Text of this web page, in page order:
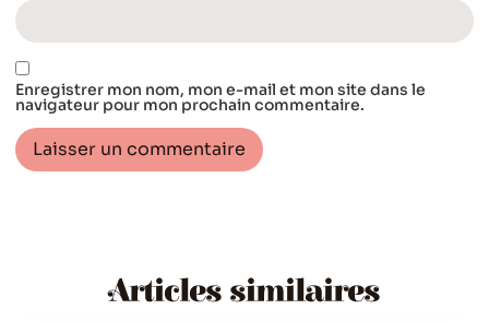
Enregistrer mon nom, mon e-mail et mon site dans le
navigateur pour mon prochain commentaire.
Articles similaires